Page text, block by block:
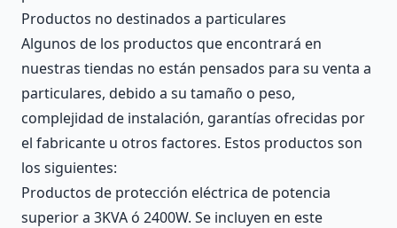
Productos no destinados a particulares
Algunos de los productos que encontrará en
nuestras tiendas no están pensados para su venta a
particulares, debido a su tamaño o peso,
complejidad de instalación, garantías ofrecidas por
el fabricante u otros factores. Estos productos son
los siguientes:
Productos de protección eléctrica de potencia
superior a 3KVA ó 2400W. Se incluyen en este